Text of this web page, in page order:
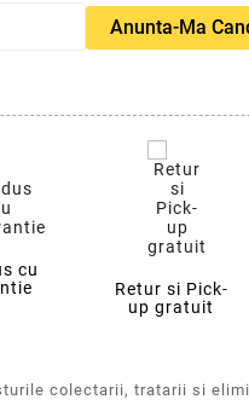
Anunta-Ma
cu
Retur si Pick-
up gratuit
colectarii, tratarii si